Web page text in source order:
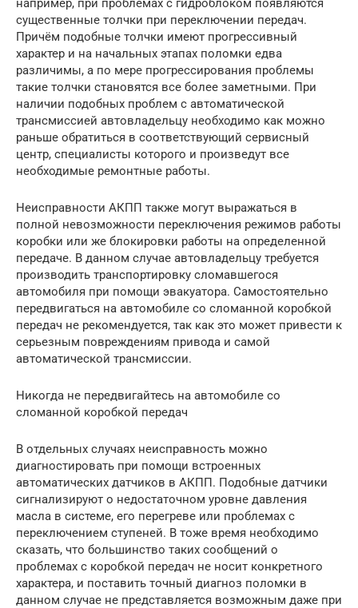
существенные толчки при переключении передач.
Причём подобные толчки имеют прогрессивный
характер и на начальных этапах поломки едва
различимы, а по мере прогрессирования проблемы
такие толчки становятся все более заметными. При
наличии подобных проблем с автоматической
трансмиссией автовладельцу необходимо как можно
раньше обратиться в соответствующий сервисный
центр, специалисты которого и произведут все
необходимые ремонтные работы.
Неисправности АКПП также могут выражаться в
полной невозможности переключения режимов работы
коробки или же блокировки работы на определенной
передаче. В данном случае автовладельцу требуется
производить транспортировку сломавшегося
автомобиля при помощи эвакуатора. Самостоятельно
передвигаться на автомобиле со сломанной коробкой
передач не рекомендуется, так как это может привести к
серьезным повреждениям привода и самой
автоматической трансмиссии.
Никогда не передвигайтесь на автомобиле со
сломанной коробкой передач
В отдельных случаях неисправность можно
диагностировать при помощи встроенных
автоматических датчиков в АКПП. Подобные датчики
сигнализируют о недостаточном уровне давления
масла в системе, его перегреве или проблемах с
переключением ступеней. В тоже время необходимо
сказать, что большинство таких сообщений о
проблемах с коробкой передач не носит конкретного
характера, и поставить точный диагноз поломки в
данном случае не представляется возможным даже при